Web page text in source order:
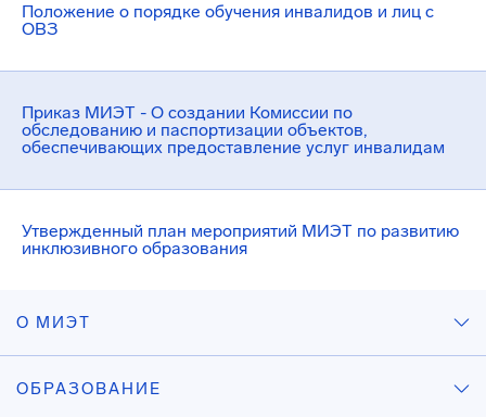
Положение о порядке обучения инвалидов и лиц с
ОВЗ
Приказ МИЭТ - О создании Комиссии по
обследованию и паспортизации объектов,
обеспечивающих предоставление услуг инвалидам
Утвержденный план мероприятий МИЭТ по развитию
инклюзивного образования
О МИЭТ
ОБРАЗОВАНИЕ